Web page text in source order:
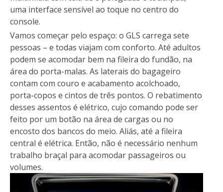
uma interface sensível ao toque no centro do
console.
Vamos começar pelo espaço: o GLS carrega sete
pessoas – e todas viajam com conforto. Até adultos
podem se acomodar bem na fileira do fundão, na
área do porta-malas. As laterais do bagageiro
contam com couro e acabamento acolchoado,
porta-copos e cintos de três pontos. O rebatimento
desses assentos é elétrico, cujo comando pode ser
feito por um botão na área de cargas ou no
encosto dos bancos do meio. Aliás, até a fileira
central é elétrica. Então, não é necessário nenhum
trabalho braçal para acomodar passageiros ou
volumes.